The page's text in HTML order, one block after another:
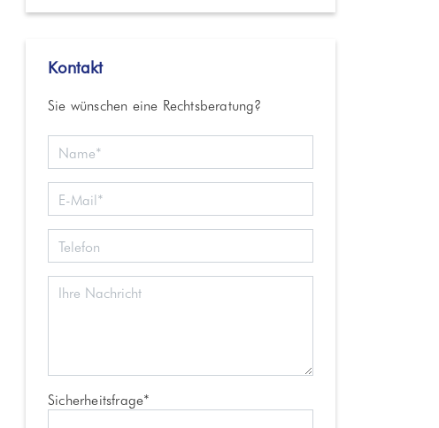
Kontakt
Sie wünschen eine Rechtsberatung?
Pflichtfeld
Sicherheitsfrage*